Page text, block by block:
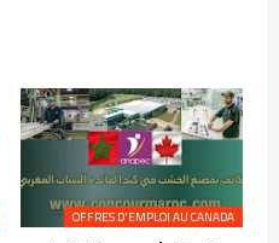
OFFRES D'EMPLOI AU CANADA